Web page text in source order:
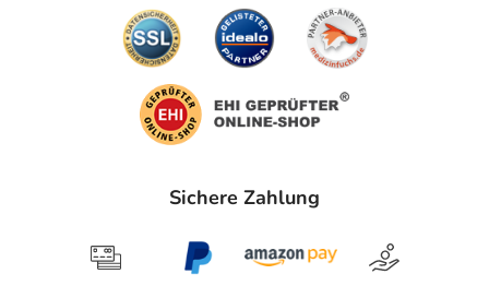
Sichere Zahlung